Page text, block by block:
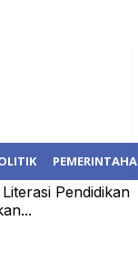
Pendidikan